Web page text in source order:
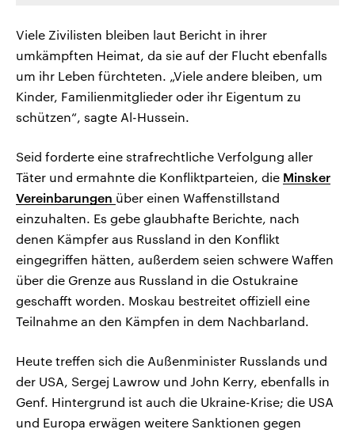
Viele Zivilisten bleiben laut Bericht in ihrer
umkämpften Heimat, da sie auf der Flucht ebenfalls
um ihr Leben fürchteten. „Viele andere bleiben, um
Kinder, Familienmitglieder oder ihr Eigentum zu
schützen“, sagte Al-Hussein.
Seid forderte eine strafrechtliche Verfolgung aller
Täter und ermahnte die Konfliktparteien, die Minsker
Vereinbarungen über einen Waffenstillstand
einzuhalten. Es gebe glaubhafte Berichte, nach
denen Kämpfer aus Russland in den Konflikt
eingegriffen hätten, außerdem seien schwere Waffen
über die Grenze aus Russland in die Ostukraine
geschafft worden. Moskau bestreitet offiziell eine
Teilnahme an den Kämpfen in dem Nachbarland.
Heute treffen sich die Außenminister Russlands und
der USA, Sergej Lawrow und John Kerry, ebenfalls in
Genf. Hintergrund ist auch die Ukraine-Krise; die USA
und Europa erwägen weitere Sanktionen gegen